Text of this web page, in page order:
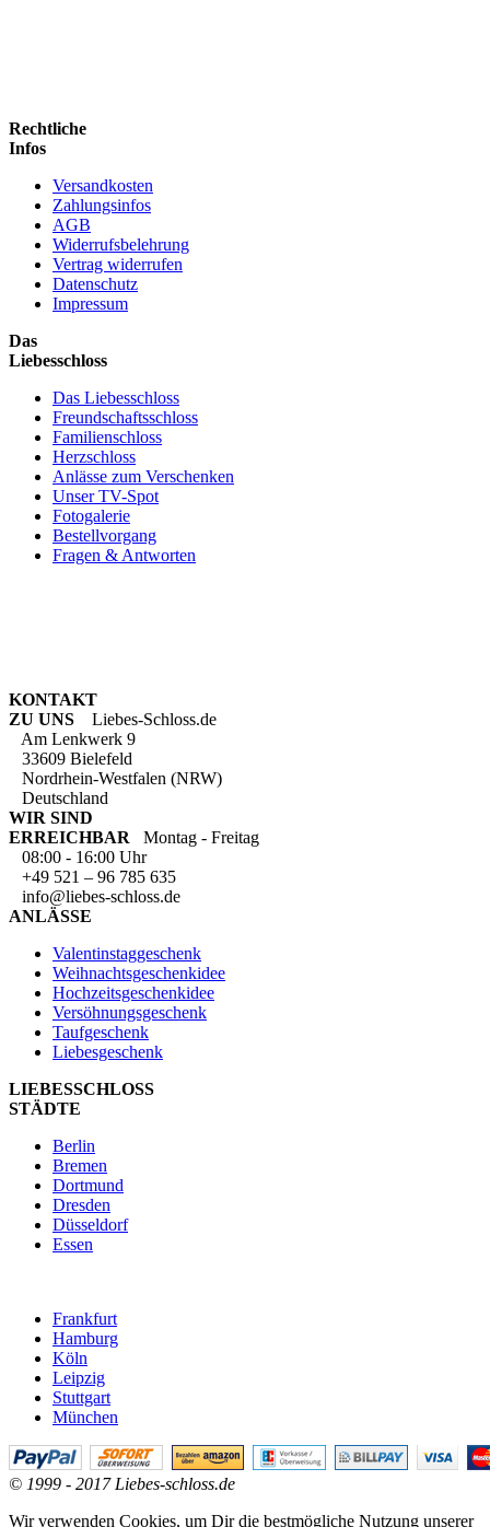
Rechtliche
Infos
Versandkosten
Zahlungsinfos
AGB
Widerrufsbelehrung
Vertrag widerrufen
Datenschutz
Impressum
Das
Liebesschloss
Das Liebesschloss
Freundschaftsschloss
Familienschloss
Herzschloss
Anlässe zum Verschenken
Unser TV-Spot
Fotogalerie
Bestellvorgang
Fragen & Antworten
KONTAKT
ZU UNS
Liebes-Schloss.de
Am Lenkwerk 9
33609 Bielefeld
Nordrhein-Westfalen (NRW)
Deutschland
WIR SIND
ERREICHBAR
Montag - Freitag
08:00 - 16:00 Uhr
+49 521 – 96 785 635
info@liebes-schloss.de
ANLÄSSE
Valentinstaggeschenk
Weihnachtsgeschenkidee
Hochzeitsgeschenkidee
Versöhnungsgeschenk
Taufgeschenk
Liebesgeschenk
LIEBESSCHLOSS
STÄDTE
Berlin
Bremen
Dortmund
Dresden
Düsseldorf
Essen
Frankfurt
Hamburg
Köln
Leipzig
Stuttgart
München
© 1999 - 2017 Liebes-schloss.de
Wir verwenden Cookies, um Dir die bestmögliche Nutzung unserer